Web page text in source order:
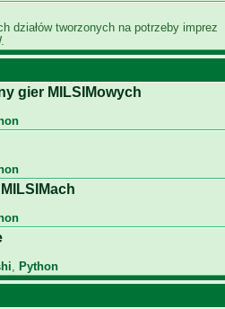
działów tworzonych na potrzeby imprez
gier MILSIMowych
, Python